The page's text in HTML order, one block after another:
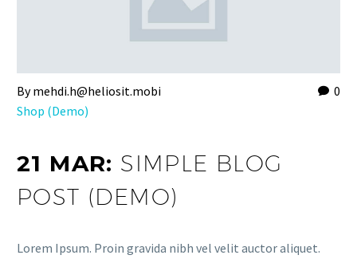
0
By mehdi.h@heliosit.mobi
Shop (Demo)
21 MAR: SIMPLE BLOG
POST (DEMO)
Lorem Ipsum. Proin gravida nibh vel velit auctor aliquet.